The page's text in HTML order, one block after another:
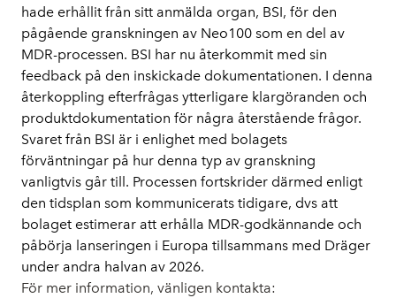
hade erhållit från sitt anmälda organ, BSI, för den
pågående granskningen av Neo100 som en del av
MDR-processen. BSI har nu återkommit med sin
feedback på den inskickade dokumentationen. I denna
återkoppling efterfrågas ytterligare klargöranden och
produktdokumentation för några återstående frågor.
Svaret från BSI är i enlighet med bolagets
förväntningar på hur denna typ av granskning
vanligtvis går till. Processen fortskrider därmed enligt
den tidsplan som kommunicerats tidigare, dvs att
bolaget estimerar att erhålla MDR-godkännande och
påbörja lanseringen i Europa tillsammans med Dräger
under andra halvan av 2026.
För mer information, vänligen kontakta: